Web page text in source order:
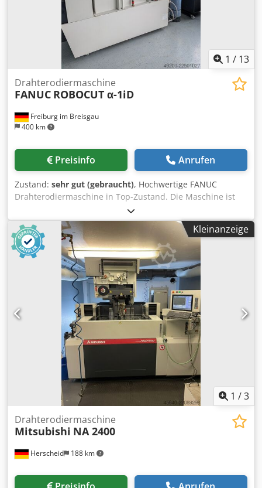
1 / 13
Freiburg im Breisgau
400 km
Drahterodiermaschine
FANUC ROBOCUT α-1iD
Preisinfo Anrufen
Zustand: sehr gut (gebraucht), Hochwertige FANUC
Drahterodiermaschine in Top-Zustand. Die Maschine ist
gepflegt, betriebsbereit und eignet sich für präzise
Drahterodierarbeiten im Werkzeug-, Formen- und
Präzisionsmaschinenbau. Hersteller: FANUC Modell:
ROBOCUT α-1iD Typ: A04B-0320-B001 #E5 Maschinen-Nr.:
P089D1671 Baujahr: 09/2008 Steuerung: FANUC Series
310iS-WA Maschinentyp: CNC-Drahterodiermaschine X-
Achse: 600 mm Y-Achse: 400 mm Z-Achse: 310 mm U-
Achse: 200 mm V-Achse: 200 mm Eilgang X: 900 mm/min
Eilgang Y: 900 mm/min Eilgang Z: 900 mm/min Eilgang U:
450 mm/min Eilgang V: 450 mm/min Max.
Werkstückgewicht: 1.000 kg Dcodpfx Alozrzzdetok
Maschinengewicht: 3.000 kg Netzanschluss: 200 V AC, 3-
phasig, 50/60 Hz Anschlussleistung: 13 kVA Automatisches
Einfädeln des Drahtes Bearbeitung im Vollbad Geeigneter
Drahtdurchmesser: 0,10–0,30 mm Auf Anfrage schicken
wir Ihnen auch gerne ein Video zu.
Kleinanzeige
1 /3
Herscheid 188 km
Drahterodiermaschine
Mitsubishi NA 2400